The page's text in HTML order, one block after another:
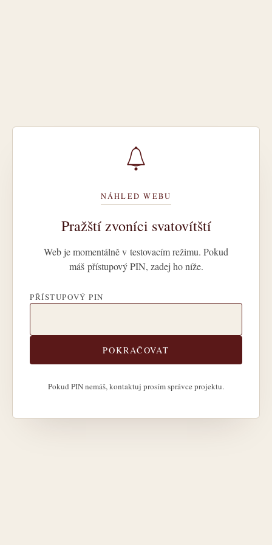
NÁHLED WEBU
Pražští zvoníci svatovítští
Web je momentálně v testovacím režimu. Pokud
máš přístupový PIN, zadej ho níže.
PŘÍSTUPOVÝ PIN
POKRAČOVAT
Pokud PIN nemáš, kontaktuj prosím správce projektu.